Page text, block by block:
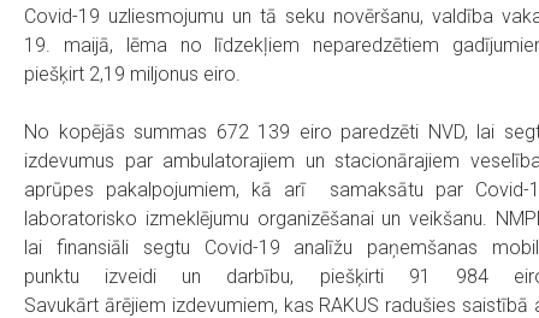
Covid-19 uzliesmojumu un tā seku novēršanu, valdība
19. maijā, lēma no līdzekļiem neparedzētiem
piešķirt 2,19 miljonus eiro.
No kopējās summas 672 139 eiro paredzēti NVD, lai
izdevumus par ambulatorajiem un stacionārajiem
aprūpes pakalpojumiem, kā arī samaksātu par Covid-
laboratorisko izmeklējumu organizēšanai un veikšanu.
lai finansiāli segtu Covid-19 analīžu paņemšanas
punktu izveidi un darbību, piešķirti 91 984
Savukārt ārējiem izdevumiem, kas RAKUS radušies saistībā